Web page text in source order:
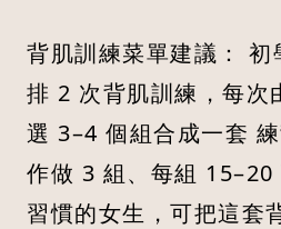
背肌訓練菜單建議： 初
排 2 次背肌訓練，每次
選 3–4 個組合成一套
作做 3 組、每組 15–20
習慣的女生，可把這套